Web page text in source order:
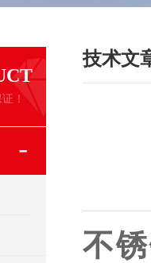
证！
技术文
不